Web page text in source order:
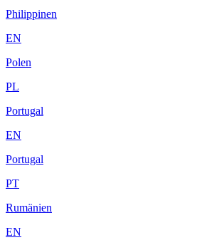
Philippinen
EN
Polen
PL
Portugal
EN
Portugal
PT
Rumänien
EN